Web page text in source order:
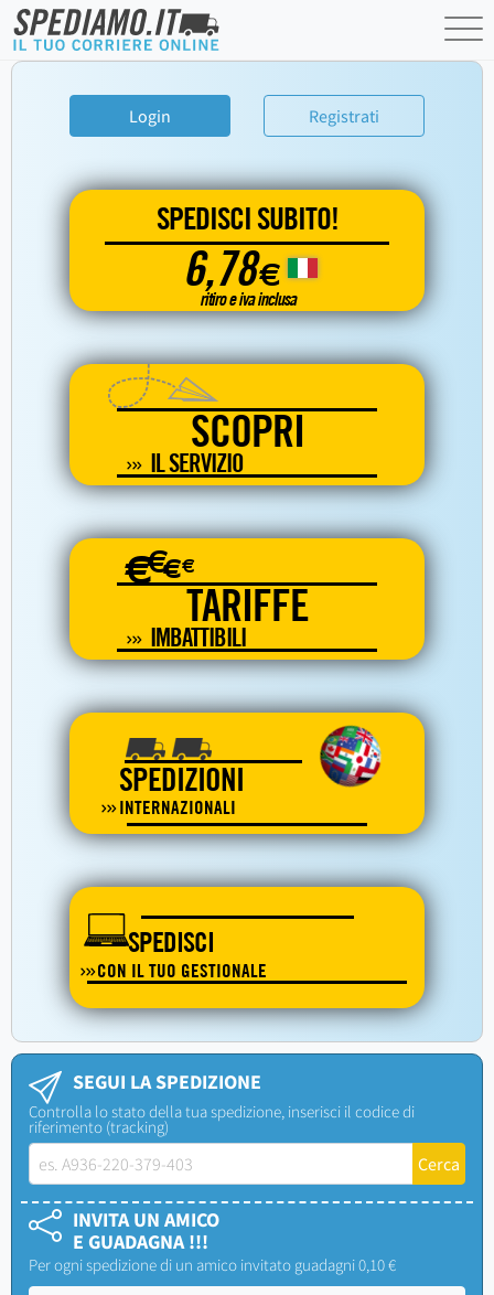
Login Registrati
SPEDISCI SUBITO!
6,78€
ritiro e iva inclusa
SCOPRI
IL SERVIZIO
€€€€
TARIFFE
IMBATTIBILI
SPEDIZIONI
INTERNAZIONALI
SPEDISCI
CON IL TUO GESTIONALE
SEGUI LA SPEDIZIONE
Controlla lo stato della tua spedizione, inserisci il codice di
riferimento (tracking)
INVITA UN AMICO
E GUADAGNA !!!
Per ogni spedizione di un amico invitato guadagni 0,10 €